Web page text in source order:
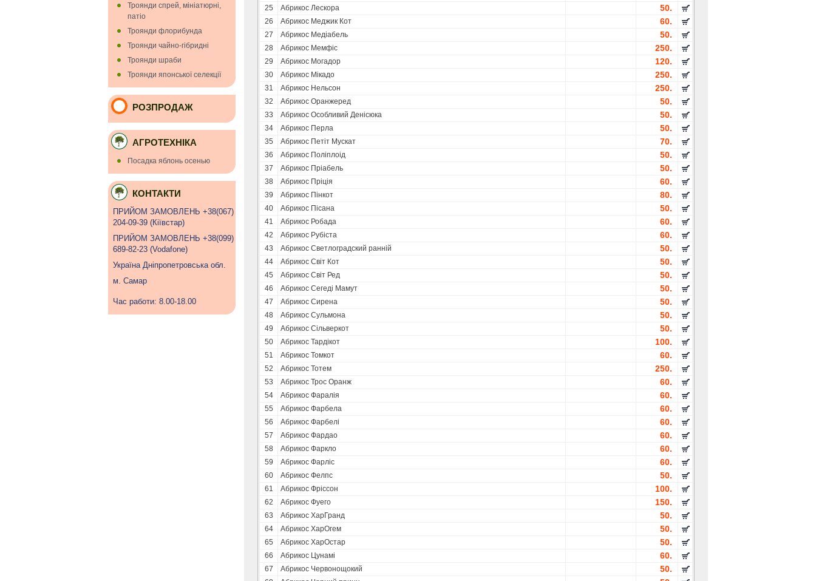
25 Абрикос Лескора 50.
26 Абрикос Меджик Кот 60.
27 Абрикос Медіабель 50.
28 Абрикос Мемфіс 250.
29 Абрикос Могадор 120.
30 Абрикос Мікадо 250.
31 Абрикос Нельсон 250.
32 Абрикос Оранжеред 50.
33 Абрикос Особливий Денісюка 50.
34 Абрикос Перла 50.
35 Абрикос Петіт Мускат 70.
36 Абрикос Поліплоід 50.
37 Абрикос Пріабель 50.
38 Абрикос Пріція 60.
39 Абрикос Пінкот 80.
40 Абрикос Пісана 50.
41 Абрикос Робада 60.
42 Абрикос Рубіста 60.
43 Абрикос Светлоградский ранній 50.
44 Абрикос Світ Кот 50.
45 Абрикос Світ Ред 50.
46 Абрикос Сегеді Мамут 50.
47 Абрикос Сирена 50.
48 Абрикос Сульмона 50.
49 Абрикос Сільверкот 50.
50 Абрикос Тардікот 100.
51 Абрикос Томкот 60.
52 Абрикос Тотем 250.
53 Абрикос Трос Оранж 60.
54 Абрикос Фаралія 60.
55 Абрикос Фарбела 60.
56 Абрикос Фарбелі 60.
57 Абрикос Фардао 60.
58 Абрикос Фаркло 60.
59 Абрикос Фарліс 60.
60 Абрикос Фелпс 50.
61 Абрикос Фріссон 100.
62 Абрикос Фуего 150.
63 Абрикос ХарГранд 50.
64 Абрикос ХарОгем 50.
65 Абрикос ХарОстар 50.
66 Абрикос Цунамі 60.
67 Абрикос Червонощокий 50.
Троянди спрей, мініатюрні,
патіо
Троянди флорибунда
Троянди чайно-гібридні
Троянди шраби
Троянди японської селекції
РОЗПРОДАЖ
АГРОТЕХНІКА
Посадка яблонь осенью
КОНТАКТИ
ПРИЙОМ ЗАМОВЛЕНЬ +38(067)
204-09-39 (Кiївстар)
ПРИЙОМ ЗАМОВЛЕНЬ +38(099)
689-82-23 (Vodafone)
Україна Дніпропетровська обл.
м. Самар
Час работи: 8.00-18.00